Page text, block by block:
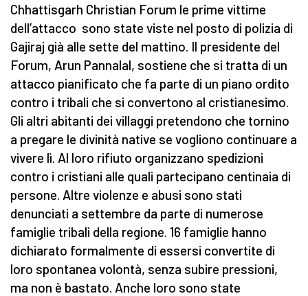
Chhattisgarh Christian Forum le prime vittime
dell’attacco sono state viste nel posto di polizia di
Gajiraj già alle sette del mattino. Il presidente del
Forum, Arun Pannalal, sostiene che si tratta di un
attacco pianificato che fa parte di un piano ordito
contro i tribali che si convertono al cristianesimo.
Gli altri abitanti dei villaggi pretendono che tornino
a pregare le divinità native se vogliono continuare a
vivere lì. Al loro rifiuto organizzano spedizioni
contro i cristiani alle quali partecipano centinaia di
persone. Altre violenze e abusi sono stati
denunciati a settembre da parte di numerose
famiglie tribali della regione. 16 famiglie hanno
dichiarato formalmente di essersi convertite di
loro spontanea volontà, senza subire pressioni,
ma non è bastato. Anche loro sono state